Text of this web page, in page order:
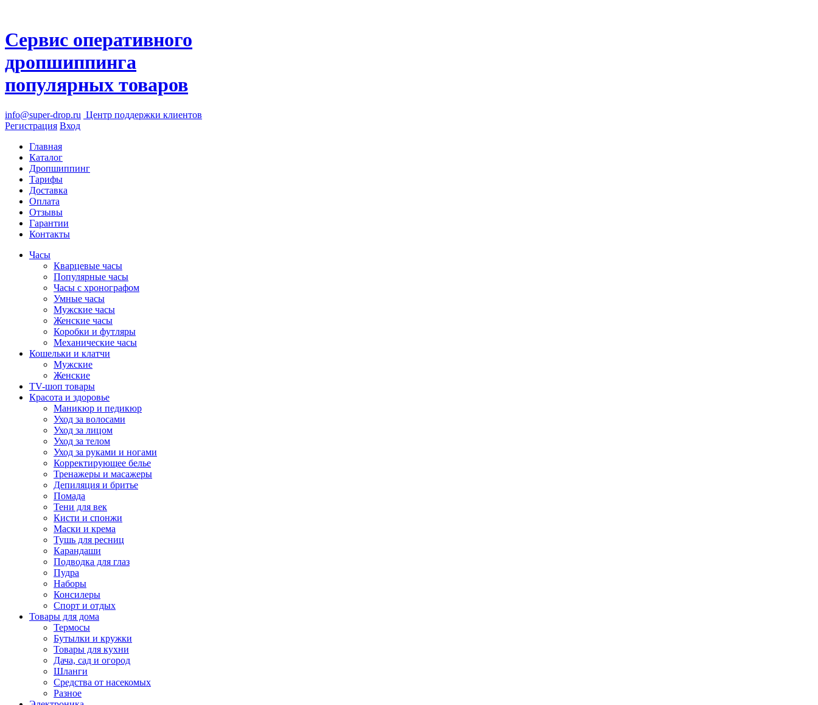
Сервис оперативного
дропшиппинга
популярных товаров
info@super-drop.ru Центр поддержки клиентов
Регистрация Вход
Главная
Каталог
Дропшиппинг
Тарифы
Доставка
Оплата
Отзывы
Гарантии
Контакты
Часы
Кварцевые часы
Популярные часы
Часы с хронографом
Умные часы
Мужские часы
Женские часы
Коробки и футляры
Механические часы
Кошельки и клатчи
Мужские
Женские
TV-шоп товары
Красота и здоровье
Маникюр и педикюр
Уход за волосами
Уход за лицом
Уход за телом
Уход за руками и ногами
Корректирующее белье
Тренажеры и масажеры
Депиляция и бритье
Помада
Тени для век
Кисти и спонжи
Маски и крема
Тушь для ресниц
Карандаши
Подводка для глаз
Пудра
Наборы
Консилеры
Спорт и отдых
Товары для дома
Термосы
Бутылки и кружки
Товары для кухни
Дача, сад и огород
Шланги
Средства от насекомых
Разное